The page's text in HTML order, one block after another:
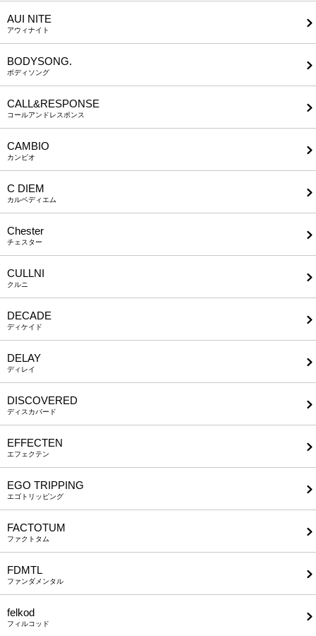
AUI NITE
アウィナイト
BODYSONG.
ボディソング
CALL&RESPONSE
コールアンドレスポンス
CAMBIO
カンビオ
C DIEM
カルペディエム
Chester
チェスター
CULLNI
クルニ
DECADE
ディケイド
DELAY
ディレイ
DISCOVERED
ディスカバード
EFFECTEN
エフェクテン
EGO TRIPPING
エゴトリッピング
FACTOTUM
ファクトタム
FDMTL
ファンダメンタル
felkod
フィルコッド